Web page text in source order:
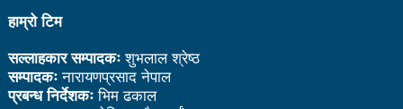
आयोगको बैठक सकियो
दुईपिपलमा बुधबार रोपाइ जात्राः कलाकारको व्यवस्थापनमा
हाम्रो टिम
सल्लाहकार सम्पादकःशुभलाल श्रेष्ठ
सम्पादकःनारायणप्रसाद नेपाल
प्रबन्ध निर्देशकःभिम ढकाल